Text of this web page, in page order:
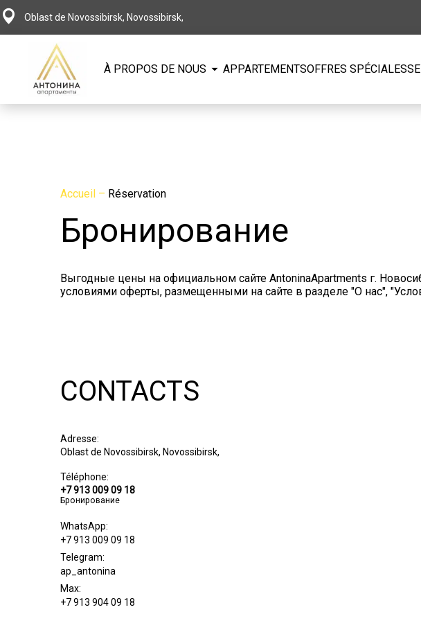
Oblast de Novossibirsk, Novossibirsk,
À PROPOS DE NOUS APPARTEMENTSOFFRES SPÉCIALES
Accueil – Réservation
Бронирование
Выгодные цены на официальном сайте AntoninaApartments г.
условиями оферты, размещенными на сайте в разделе "О нас",
CONTACTS
Adresse:
Oblast de Novossibirsk, Novossibirsk,
Téléphone:
+7 913 009 09 18
Бронирование
WhatsApp:
+7 913 009 09 18
Telegram:
ap_antonina
Max:
+7 913 904 09 18